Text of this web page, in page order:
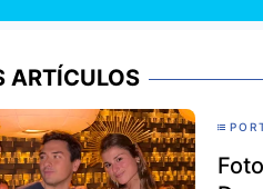
ARTÍCULOS